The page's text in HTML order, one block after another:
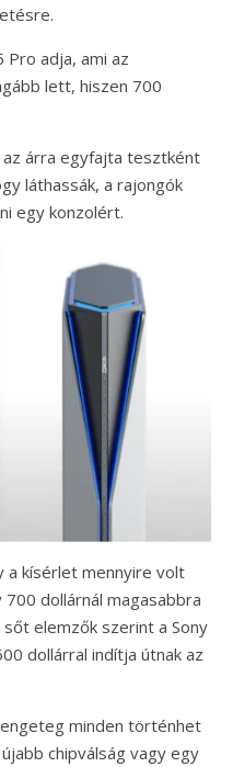
Pro adja, ami az
lett, hiszen 700
árra egyfajta tesztként
láthassák, a rajongók
egy konzolért.
a kísérlet mennyire volt
dollárnál magasabbra
elemzők szerint a Sony
dollárral indítja útnak az
minden történhet
chipválság vagy egy